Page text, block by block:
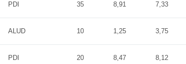
PDI 35 8,91 7,33
ALUD 10 1,25 3,75
PDI 20 8,47 8,12